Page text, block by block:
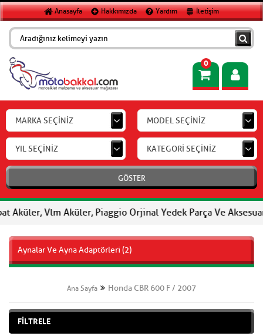
Anasayfa Hakkımızda Yardım İletişim
0
MARKA SEÇİNİZ MODEL SEÇİNİZ
YIL SEÇİNİZ KATEGORİ SEÇİNİZ
GÖSTER
Vlm Aküler, Piaggio Orjinal Yedek Parça Ve Aksesuar,
Aynalar Ve Ayna Adaptörleri (2)
Ana Sayfa Honda CBR 600 F / 2007
FİLTRELE